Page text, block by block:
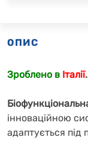
ОПИС
Зроблено в Італії.
інноваційною
адаптується під